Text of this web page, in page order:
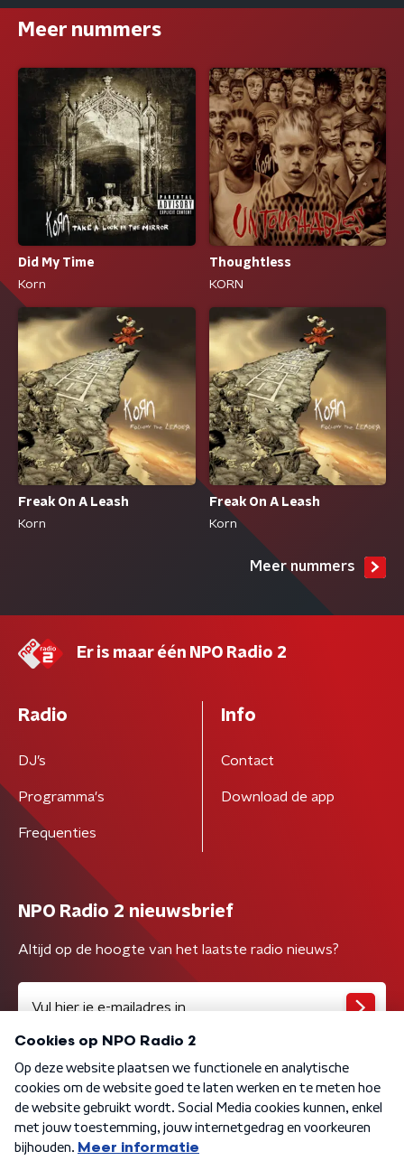
Meer nummers
Did My Time
Korn
Thoughtless
KORN
Freak On A Leash
Korn
Freak On A Leash
Korn
Meer nummers
Er is maar één NPO Radio 2
Radio
DJ’s
Programma's
Frequenties
Info
Contact
Download de app
NPO Radio 2 nieuwsbrief
Altijd op de hoogte van het laatste radio nieuws?
Algemene voorwaarden